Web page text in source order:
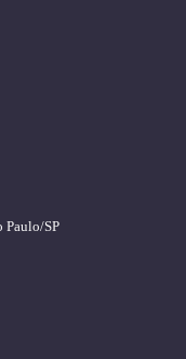
Paulo/SP